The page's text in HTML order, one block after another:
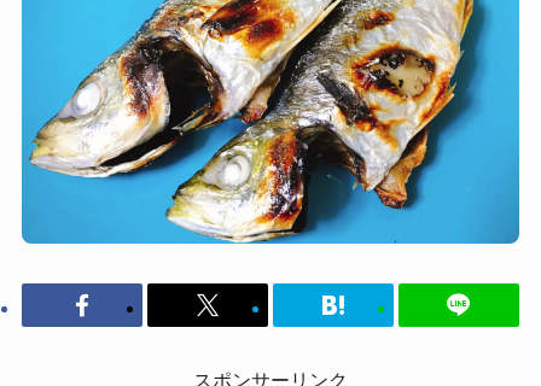
スポンサーリンク